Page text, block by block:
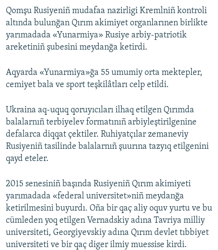
Qomşu Rusiyeniñ mudafaa nazirligi Kremlniñ kontroli
altında bulunğan Qırım akimiyet organlarınen birlikte
yarımadada «Yunarmiya» Rusiye arbiy-patriotik
areketiniñ şubesini meydanğa ketirdi.
Aqyarda «Yunarmiya»ğa 55 umumiy orta mektepler,
cemiyet bala ve sport teşkilâtları celp etildi.
Ukraina aq-uquq qoruyıcıları ilhaq etilgen Qırımda
balalarnıñ terbiyelev formatınıñ arbiyleştirilgenine
defalarca diqqat çektiler. Ruhiyatçılar zemaneviy
Rusiyeniñ tasilinde balalarnıñ şuurına tazyıq etilgenini
qayd eteler.
2015 senesiniñ başında Rusiyeniñ Qırım akimiyeti
yarımadada «federal universitet»niñ meydanğa
ketirilmesini buyurdı. Oña bir qaç aliy oquv yurtu ve bu
cümleden yoq etilgen Vernadskiy adına Tavriya milliy
universiteti, Georgiyevskiy adına Qırım devlet tıbbiyet
universiteti ve bir qaç diger ilmiy muessise kirdi.